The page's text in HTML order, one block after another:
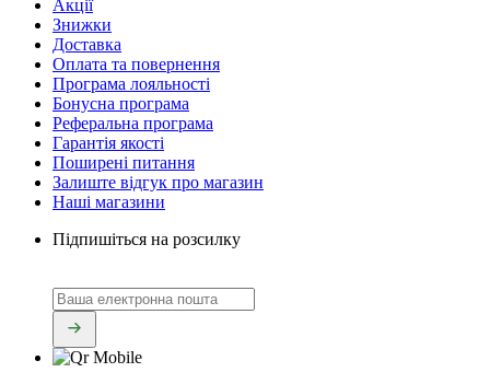
Акції
Знижки
Доставка
Оплата та повернення
Програма лояльності
Бонусна програма
Реферальна програма
Гарантія якості
Поширені питання
Залиште відгук про магазин
Наші магазини
Підпишіться на розсилку